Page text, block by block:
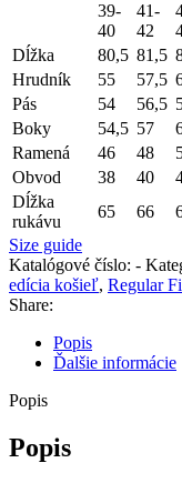
39-
40
41-
42
Dĺžka
80,5 81,5
Hrudník
55 57,5
Pás
54 56,5
Boky
54,5 57
Ramená
46 48
Obvod
38 40
Dĺžka
rukávu
65 66
Size guide
Katalógové číslo: -
edícia košieľ, Regular
Share:
Popis
Ďalšie informácie
Popis
Popis